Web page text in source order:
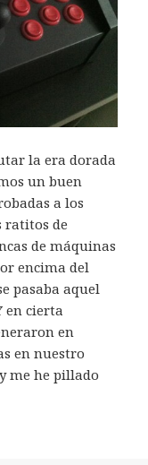
la era dorada
un buen
a los
ratitos de
de máquinas
encima del
pasaba aquel
en cierta
en
en nuestro
me he pillado
vuelve a ser